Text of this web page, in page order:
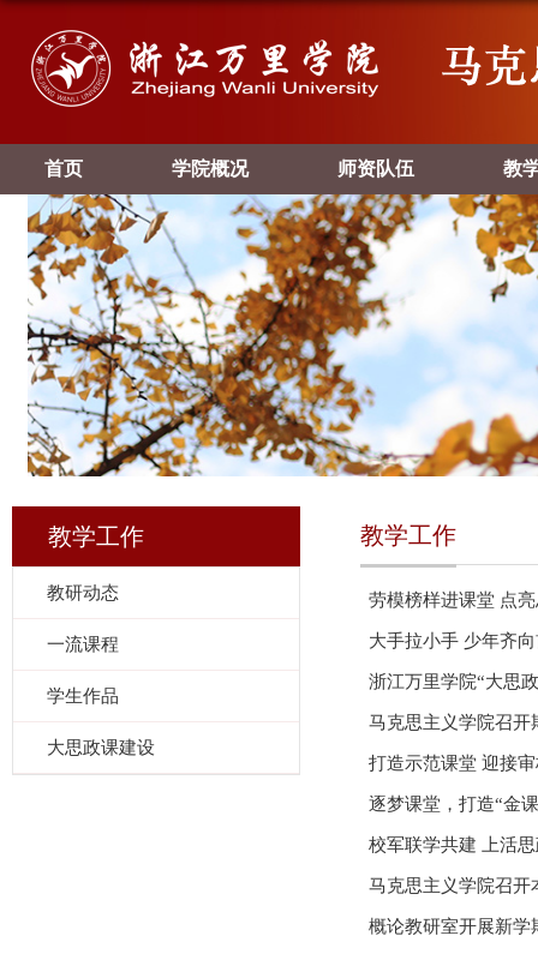
首页 学院概况 师资队伍 教
教学工作
教研动态
一流课程
学生作品
大思政课建设
教学工作
劳模榜样进课堂 点
大手拉小手 少年齐
浙江万里学院“大思
马克思主义学院召开
打造示范课堂 迎接
逐梦课堂，打造“金
校军联学共建 上活
马克思主义学院召开
概论教研室开展新学